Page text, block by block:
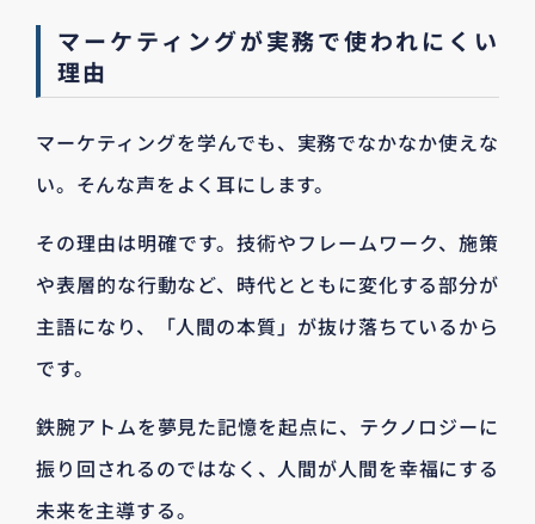
マーケティングが実務で使われにくい
理由
マーケティングを学んでも、実務でなかなか使えな
い。そんな声をよく耳にします。
その理由は明確です。技術やフレームワーク、施策
や表層的な行動など、時代とともに変化する部分が
主語になり、「人間の本質」が抜け落ちているから
です。
鉄腕アトムを夢見た記憶を起点に、テクノロジーに
振り回されるのではなく、人間が人間を幸福にする
未来を主導する。